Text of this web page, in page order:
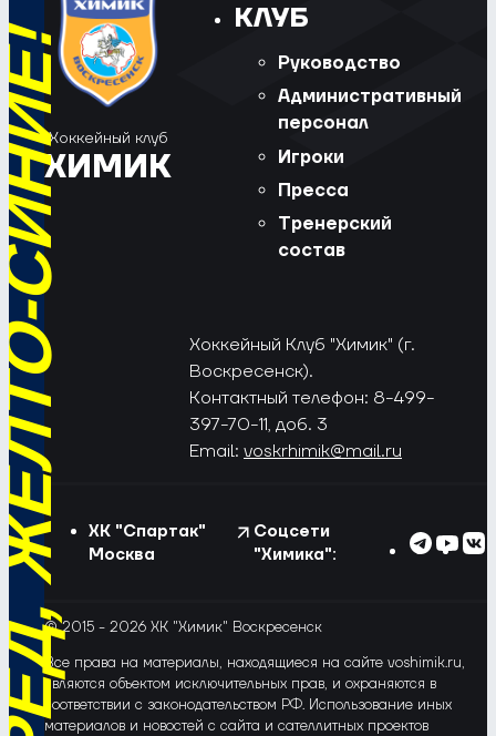
СИНИЕ!
Хоккейный клуб
ХИМИК
КЛУБ
Руководство
Административный
персонал
Игроки
Пресса
Тренерский
состав
Хоккейный Клуб "Химик" (г.
Воскресенск).
Контактный телефон: 8-499-
397-70-11, доб. 3
Email: voskrhimik@mail.ru
ХК "Спартак"
Москва
Соцсети
"Химика":
© 2015 - 2026 ХК "Химик" Воскресенск
Все права на материалы, находящиеся на сайте voshimik.ru,
являются объектом исключительных прав, и охраняются в
соответствии с законодательством РФ. Использование иных
материалов и новостей с сайта и сателлитных проектов